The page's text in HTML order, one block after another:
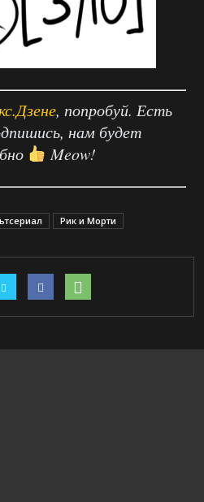
, попробуй. Есть
нам будет
Meow!
Рик и Морти